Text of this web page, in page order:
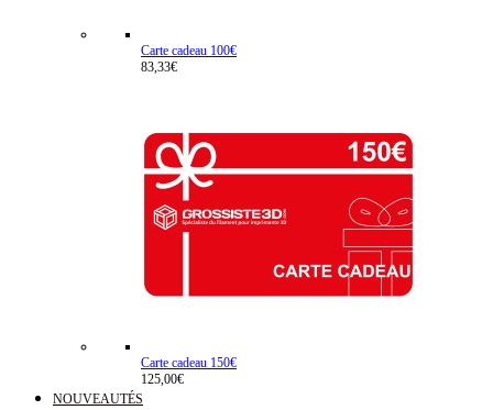
Carte cadeau 100€
83,33€
Carte cadeau 150€
125,00€
NOUVEAUTÉS